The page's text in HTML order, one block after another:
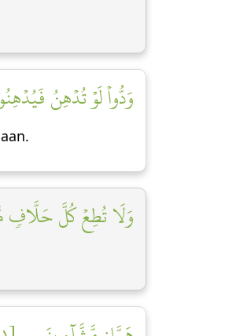
وَدُّواْ لَوۡ تُدۡهِنُ
وَلَا تُطِعۡ كُلَّ حَلَّافٖ